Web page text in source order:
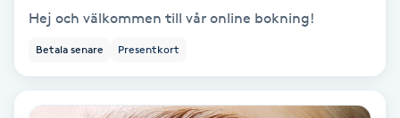
Fotvård
Fransar
Hej och välkommen till vår online bokning!
Betala senare Presentkort